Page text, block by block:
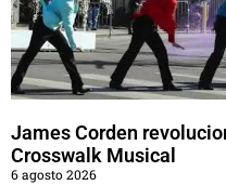
James Corden
Crosswalk Musical
6 agosto 2026